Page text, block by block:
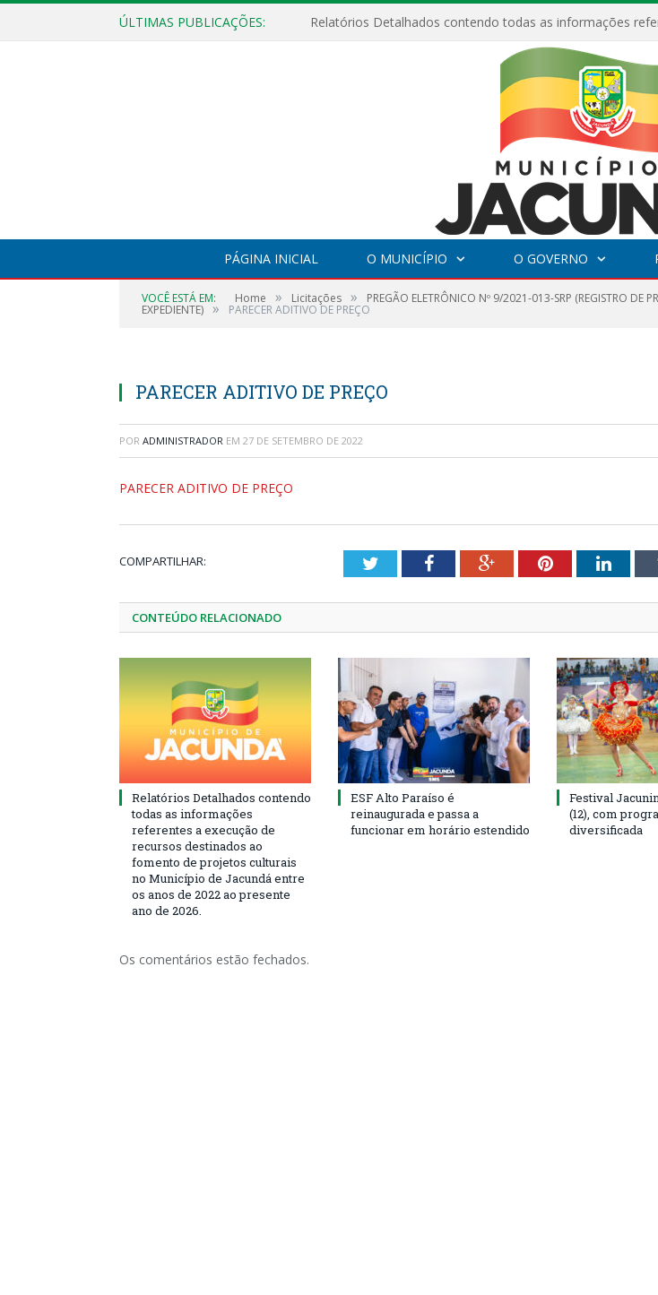
ÚLTIMAS PUBLICAÇÕES:
PÁGINA INICIAL O MUNICÍPIO O GOVERNO
VOCÊ ESTÁ EM: Home » Licitações » PREGÃO ELETRÔNICO Nº 9/2021-013-SRP (REGISTRO DE
EXPEDIENTE) » PARECER ADITIVO DE PREÇO
PARECER ADITIVO DE PREÇO
POR ADMINISTRADOR EM 27 DE SETEMBRO DE 2022
PARECER ADITIVO DE PREÇO
COMPARTILHAR: TwitterFacebookGoogle+Pinterest
CONTEÚDO RELACIONADO
Relatórios Detalhados contendo
todas as informações
referentes a execução de
recursos destinados ao
fomento de projetos culturais
no Município de Jacundá entre
os anos de 2022 ao presente
ano de 2026.
ESF Alto Paraíso é
reinaugurada e passa a
funcionar em horário estendido
Festival
(12), com
diversificada
Os comentários estão fechados.